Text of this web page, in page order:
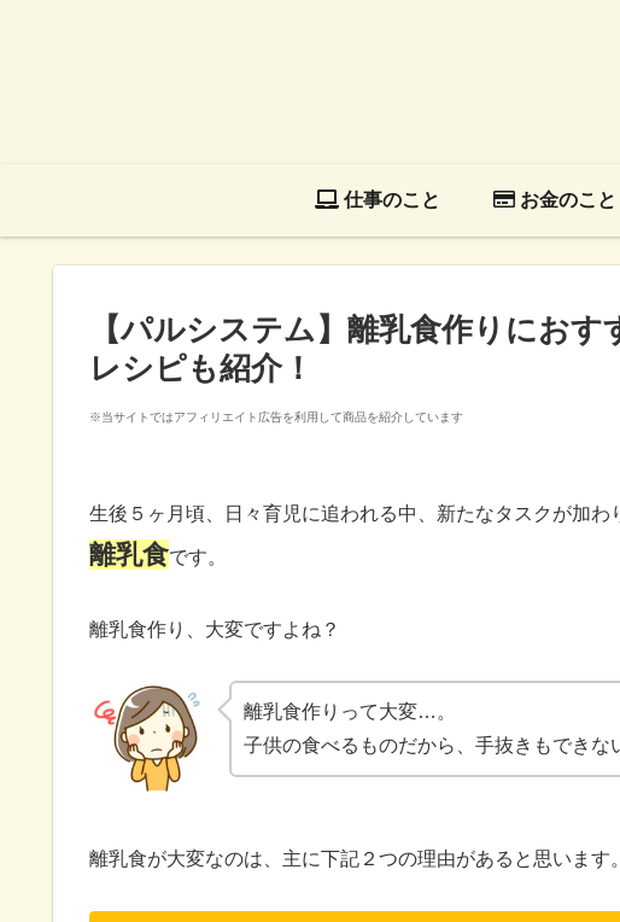
仕事のこと お金のこと
【パルシステム】離乳食作りにお
レシピも紹介！
※当サイトではアフィリエイト広告を利用して商品を紹介しています
生後５ヶ月頃、日々育児に追われる中、新たなタスクが加わ
離乳食です。
離乳食作り、大変ですよね？
離乳食作りって大変…。
子供の食べるものだから、手抜きもできな
離乳食が大変なのは、主に下記２つの理由があると思います。